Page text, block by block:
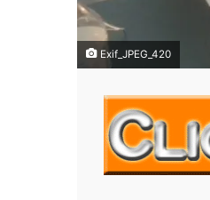
Exif_JPEG_420